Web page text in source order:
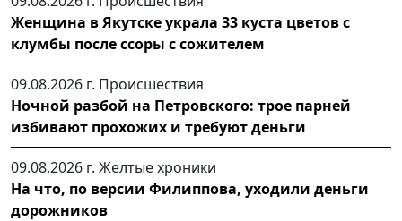
Женщина в Якутске украла 33 куста цветов с
клумбы после ссоры с сожителем
09.08.2026 г. Происшествия
Ночной разбой на Петровского: трое парней
избивают прохожих и требуют деньги
09.08.2026 г. Желтые хроники
На что, по версии Филиппова, уходили деньги
дорожников